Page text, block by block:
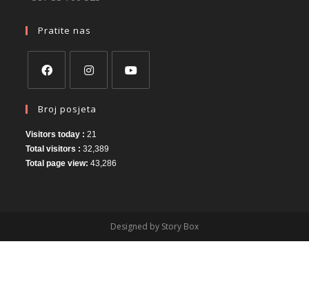
Pratite nas
Broj posjeta
Visitors today :21
Total visitors :32,389
Total page view:43,286
Designed by Story Box